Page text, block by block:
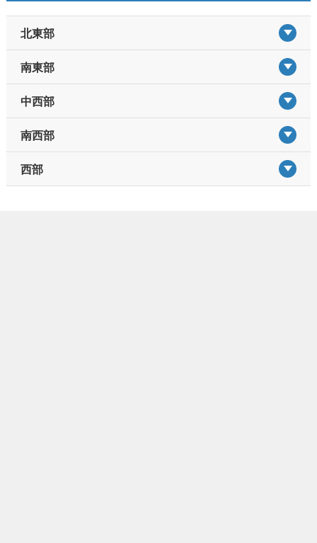
北東部
南東部
中西部
南西部
西部